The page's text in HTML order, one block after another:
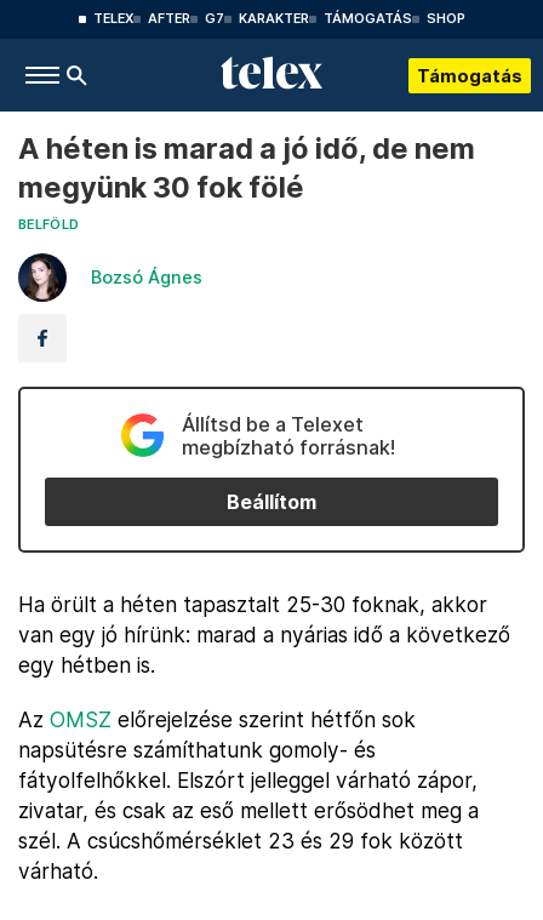
TELEX AFTER G7 KARAKTER TÁMOGATÁS SHOP
Támogatás
A héten is marad a jó idő, de nem
megyünk 30 fok fölé
BELFÖLD
Bozsó Ágnes
Állítsd be a Telexet
megbízható forrásnak!
Beállítom
Ha örült a héten tapasztalt 25-30 foknak, akkor
van egy jó hírünk: marad a nyárias idő a következő
egy hétben is.
Az OMSZ előrejelzése szerint hétfőn sok
napsütésre számíthatunk gomoly- és
fátyolfelhőkkel. Elszórt jelleggel várható zápor,
zivatar, és csak az eső mellett erősödhet meg a
szél. A csúcshőmérséklet 23 és 29 fok között
várható.